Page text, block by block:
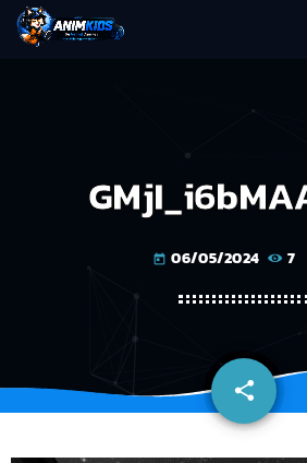
today 06/05/2024 7
share
email